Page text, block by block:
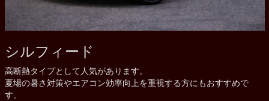
シルフィード
高断熱タイプとして人気があります。
夏場の暑さ対策やエアコン効率向上を重視する方にもおすすめで
す。